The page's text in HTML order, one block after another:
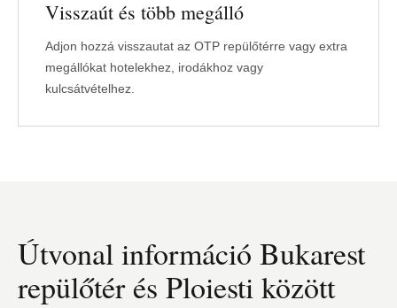
Visszaút és több megálló
Adjon hozzá visszautat az OTP repülőtérre vagy extra
megállókat hotelekhez, irodákhoz vagy
kulcsátvételhez.
Útvonal információ Bukarest
repülőtér és Ploiesti között